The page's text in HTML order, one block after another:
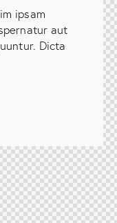
ipsam
aut
Dicta